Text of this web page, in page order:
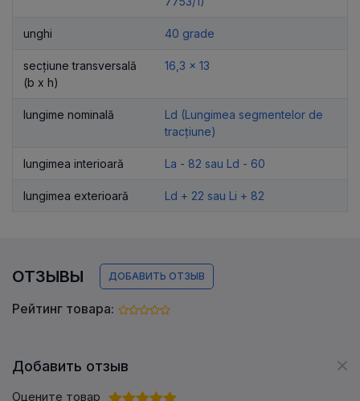
unghi 40 grade
secțiune transversală
(b x h)
16,3 x 13
lungime nominală
Ld (Lungimea segmentelor de
tracțiune)
lungimea interioară La - 82 sau Ld - 60
lungimea exterioară Ld + 22 sau Li + 82
ОТЗЫВЫ ДОБАВИТЬ ОТЗЫВ
Рейтинг товара:
Добавить отзыв
Оцените товар